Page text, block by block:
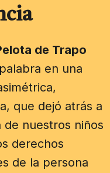
de Trapo
en una
que dejó atrás a
de nuestros niños
derechos
de la persona